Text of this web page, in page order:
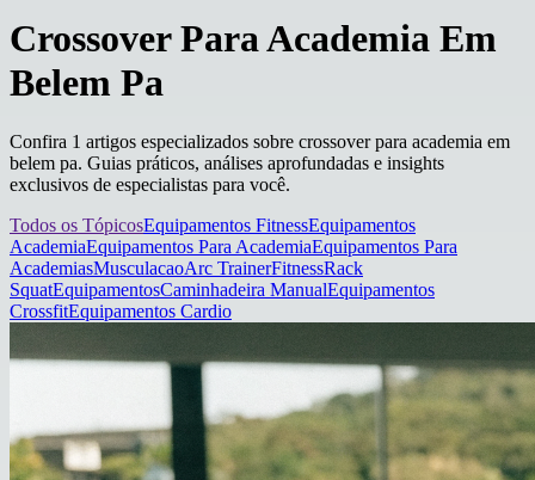
Crossover Para Academia Em
Belem Pa
Confira 1 artigos especializados sobre crossover para academia em
belem pa. Guias práticos, análises aprofundadas e insights
exclusivos de especialistas para você.
Todos os TópicosEquipamentos FitnessEquipamentos
AcademiaEquipamentos Para AcademiaEquipamentos Para
AcademiasMusculacaoArc TrainerFitnessRack
SquatEquipamentosCaminhadeira ManualEquipamentos
CrossfitEquipamentos Cardio